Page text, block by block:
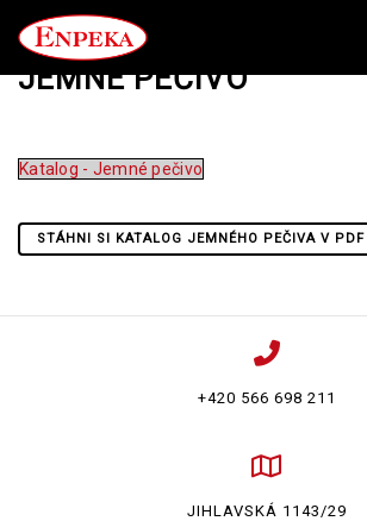
JEMNÉ PEČIVO
Katalog - Jemné pečivo
STÁHNI SI KATALOG JEMNÉHO PEČIVA V PDF
+420 566 698 211
JIHLAVSKÁ 1143/29